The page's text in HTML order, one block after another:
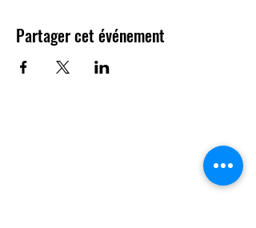
Partager cet événement